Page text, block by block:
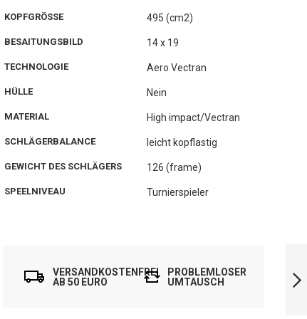
VECTRAN (ALISON
WATERS)
KOPFGRÖSSE 495 (cm2)
BESAITUNGSBILD 14 x 19
TECHNOLOGIE Aero Vectran
HÜLLE Nein
MATERIAL High impact/Vectran
SCHLÄGERBALANCE leicht kopflastig
GEWICHT DES SCHLÄGERS 126 (frame)
SPEELNIVEAU Turnierspieler
VERSANDKOSTENFREI
AB 50 EURO
PROBLEMLOSER
UMTAUSCH